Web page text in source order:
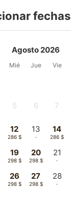
fechas
Agosto 2026
Mié Jue Vie
5 6 7
12
286 $
13
-
14
286 $
19
298 $
20
298 $
21
-
26
298 $
27
298 $
28
-